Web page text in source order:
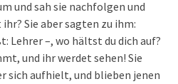
und sah sie nachfolgen und
Sie aber sagten zu ihm:
Lehrer –, wo hältst du dich auf?
und ihr werdet sehen! Sie
sich aufhielt, und blieben jenen